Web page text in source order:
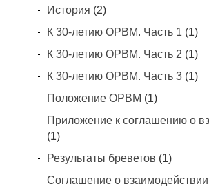
История (2)
К 30-летию ОРВМ. Часть 1 (1)
К 30-летию ОРВМ. Часть 2 (1)
К 30-летию ОРВМ. Часть 3(1)
Положение ОРВМ (1)
Приложение к соглашению о
(1)
Результаты бреветов (1)
Соглашение о взаимодействии